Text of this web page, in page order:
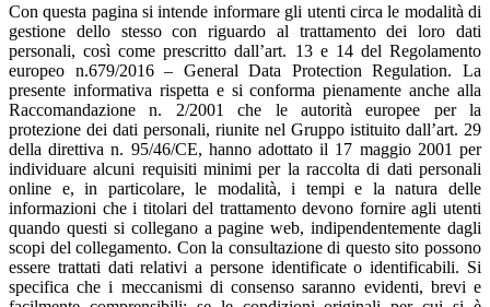
Con questa pagina si intende informare gli utenti circa le modalità di
gestione dello stesso con riguardo al trattamento dei loro dati
personali, così come prescritto dall’art. 13 e 14 del Regolamento
europeo n.679/2016 – General Data Protection Regulation. La
presente informativa rispetta e si conforma pienamente anche alla
Raccomandazione n. 2/2001 che le autorità europee per la
protezione dei dati personali, riunite nel Gruppo istituito dall’art. 29
della direttiva n. 95/46/CE, hanno adottato il 17 maggio 2001 per
individuare alcuni requisiti minimi per la raccolta di dati personali
online e, in particolare, le modalità, i tempi e la natura delle
informazioni che i titolari del trattamento devono fornire agli utenti
quando questi si collegano a pagine web, indipendentemente dagli
scopi del collegamento. Con la consultazione di questo sito possono
essere trattati dati relativi a persone identificate o identificabili. Si
specifica che i meccanismi di consenso saranno evidenti, brevi e